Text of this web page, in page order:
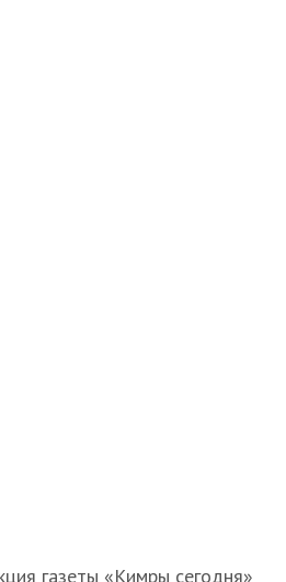
газеты «Кимры сегодня»